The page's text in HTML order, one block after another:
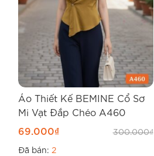
Áo Thiết Kế BEMINE Cổ Sơ
Mi Vạt Đắp Chéo A460
69.000₫ 300.000₫
Đã bán:2